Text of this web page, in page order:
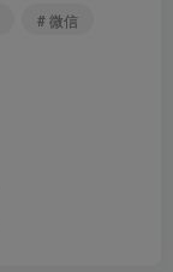
# 微信